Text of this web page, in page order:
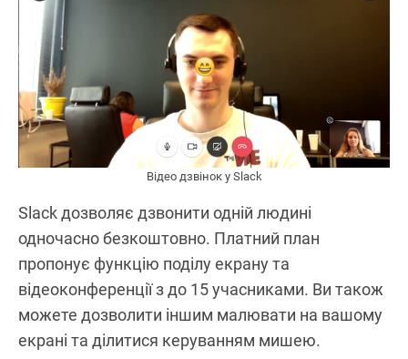
Відео дзвінок у Slack
Slack дозволяє дзвонити одній людині
одночасно безкоштовно. Платний план
пропонує функцію поділу екрану та
відеоконференції з до 15 учасниками. Ви також
можете дозволити іншим малювати на вашому
екрані та ділитися керуванням мишею.